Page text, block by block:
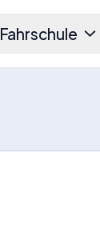
Fahrschule